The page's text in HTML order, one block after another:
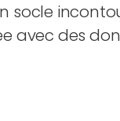
socle
avec des